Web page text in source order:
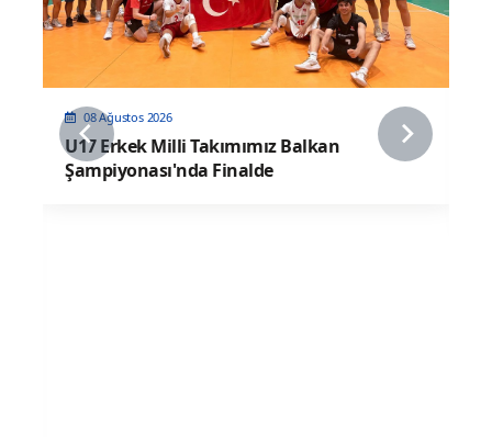
08 Ağustos 2026
U17 Erkek Milli Takımımız Balkan
Şampiyonası'nda Finalde